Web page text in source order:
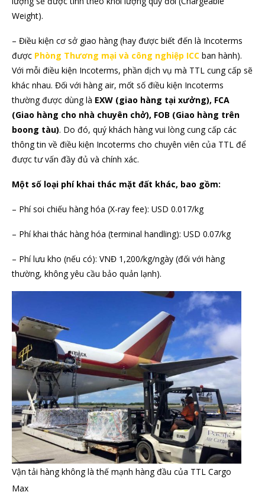
Weight).
– Điều kiện cơ sở giao hàng (hay được biết đến là Incoterms
được Phòng Thương mại và công nghiệp ICC ban hành).
Với mỗi điều kiện Incoterms, phần dịch vụ mà TTL cung cấp sẽ
khác nhau. Đối với hàng air, mốt số điều kiện Incoterms
thường được dùng là EXW (giao hàng tại xưởng), FCA
(Giao hàng cho nhà chuyên chở), FOB (Giao hàng trên
boong tàu). Do đó, quý khách hàng vui lòng cung cấp các
thông tin về điều kiện Incoterms cho chuyên viên của TTL để
được tư vấn đầy đủ và chính xác.
Một số loại phí khai thác mặt đất khác, bao gồm:
– Phí soi chiếu hàng hóa (X-ray fee): USD 0.017/kg
– Phí khai thác hàng hóa (terminal handling): USD 0.07/kg
– Phí lưu kho (nếu có): VNĐ 1,200/kg/ngày (đối với hàng
thường, không yêu cầu bảo quản lạnh).
Vận tải hàng không là thế mạnh hàng đầu của TTL Cargo
Max